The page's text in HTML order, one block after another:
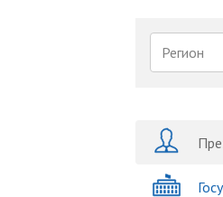
Регион